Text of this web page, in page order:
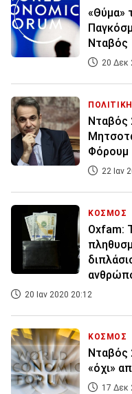
«Θύμα»
Νταβός
20 Δεκ
ΠΟΛΙΤΙΚΗ
Νταβός
Φόρουμ
22 Ιαν
ΚΟΣΜΟΣ
Oxfam:
20 Ιαν 2020 20:12
ΚΟΣΜΟΣ
Νταβός
«όχι»
17 Δεκ